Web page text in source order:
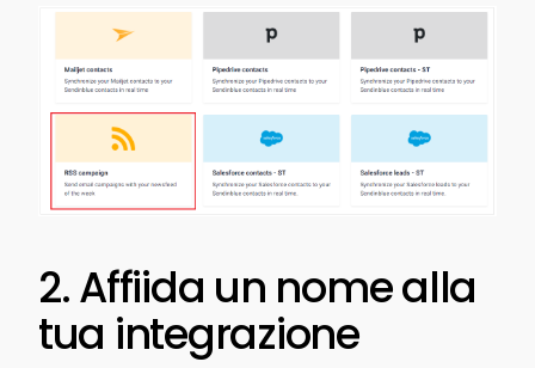
2. Affiida un nome alla
tua integrazione